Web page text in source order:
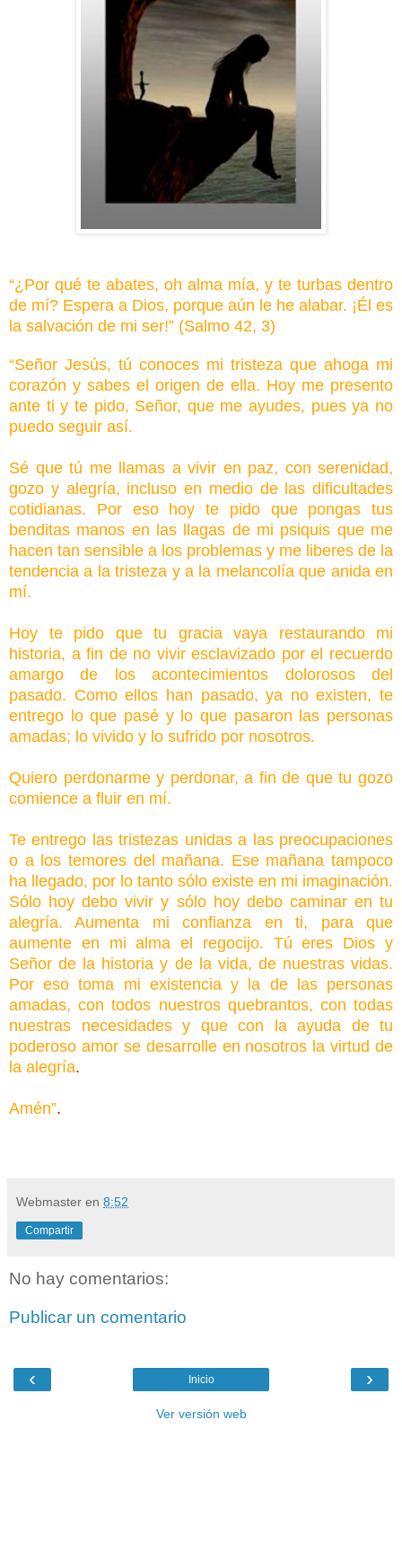
“¿Por qué te abates, oh alma mía, y te turbas dentro
de mí? Espera a Dios, porque aún le he alabar. ¡Él es
la salvación de mi ser!” (Salmo 42, 3)
“Señor Jesús, tú conoces mi tristeza que ahoga mi
corazón y sabes el origen de ella. Hoy me presento
ante ti y te pido, Señor, que me ayudes, pues ya no
puedo seguir así.
Sé que tú me llamas a vivir en paz, con serenidad,
gozo y alegría, incluso en medio de las dificultades
cotidianas. Por eso hoy te pido que pongas tus
benditas manos en las llagas de mi psiquis que me
hacen tan sensible a los problemas y me liberes de la
tendencia a la tristeza y a la melancolía que anida en
mí.
Hoy te pido que tu gracia vaya restaurando mi
historia, a fin de no vivir esclavizado por el recuerdo
amargo de los acontecimientos dolorosos del
pasado. Como ellos han pasado, ya no existen, te
entrego lo que pasé y lo que pasaron las personas
amadas; lo vivido y lo sufrido por nosotros.
Quiero perdonarme y perdonar, a fin de que tu gozo
comience a fluir en mí.
Te entrego las tristezas unidas a las preocupaciones
o a los temores del mañana. Ese mañana tampoco
ha llegado, por lo tanto sólo existe en mi imaginación.
Sólo hoy debo vivir y sólo hoy debo caminar en tu
alegría. Aumenta mi confianza en ti, para que
aumente en mi alma el regocijo. Tú eres Dios y
Señor de la historia y de la vida, de nuestras vidas.
Por eso toma mi existencia y la de las personas
amadas, con todos nuestros quebrantos, con todas
nuestras necesidades y que con la ayuda de tu
poderoso amor se desarrolle en nosotros la virtud de
la alegría.
Amén”.
Webmaster en 8:52
Compartir
No hay comentarios:
Publicar un comentario
‹ ›
Inicio
Ver versión web